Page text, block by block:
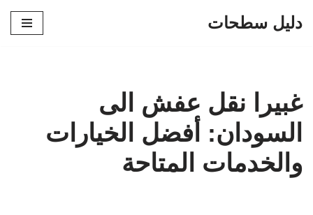
دليل سطحات
غبيرا نقل عفش الى
السودان: أفضل الخيارات
والخدمات المتاحة